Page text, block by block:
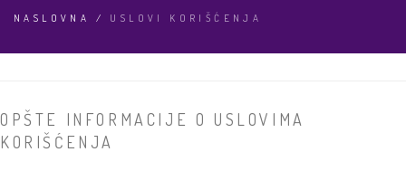
NASLOVNA / USLOVI KORIŠĆENJA
OPŠTE INFORMACIJE O USLOVIMA
KORIŠĆENJA